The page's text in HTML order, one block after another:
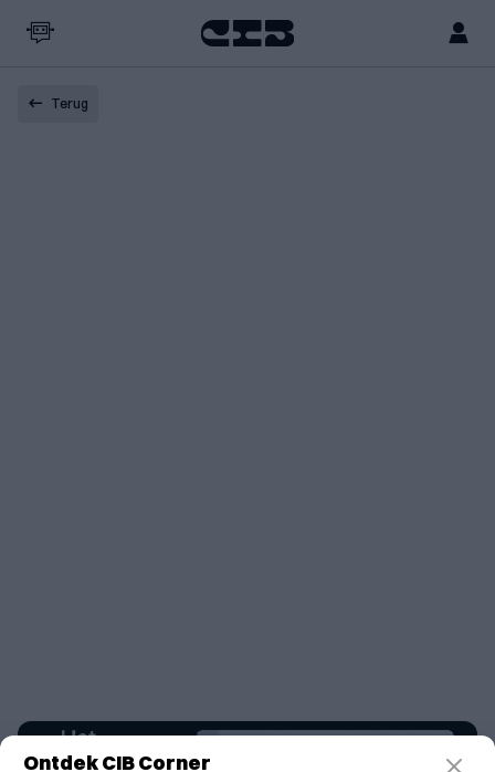
Terug
CIB info 107
Ontdek CIB Corner